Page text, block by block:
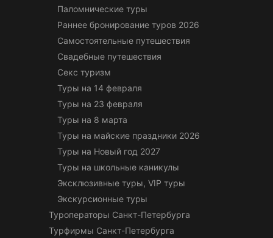
Паломнические туры
Раннее бронирование туров 2026
Самостоятельные путешествия
Свадебные путешествия
Секс туризм
Туры на 14 февраля
Туры на 23 февраля
Туры на 8 марта
Туры на майские праздники 2026
Туры на Новый год 2027
Туры на школьные каникулы
Эксклюзивные туры, VIP туры
Экскурсионные туры
Туроператоры Санкт-Петербурга
Турфирмы Санкт-Петербурга